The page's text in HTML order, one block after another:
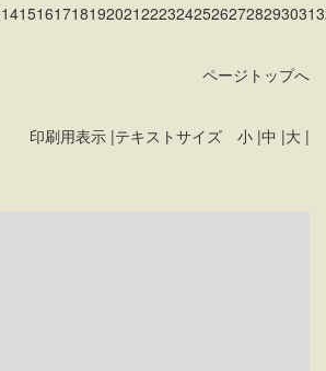
141516171819202122232425262728293031
ページトップへ
印刷用表示 |テキストサイズ 小 |中 |大 |